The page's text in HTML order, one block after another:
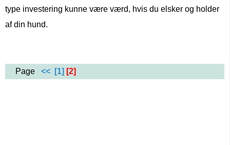
type investering kunne være værd, hvis du elsker og holder
af din hund.
Page << [1] [2]